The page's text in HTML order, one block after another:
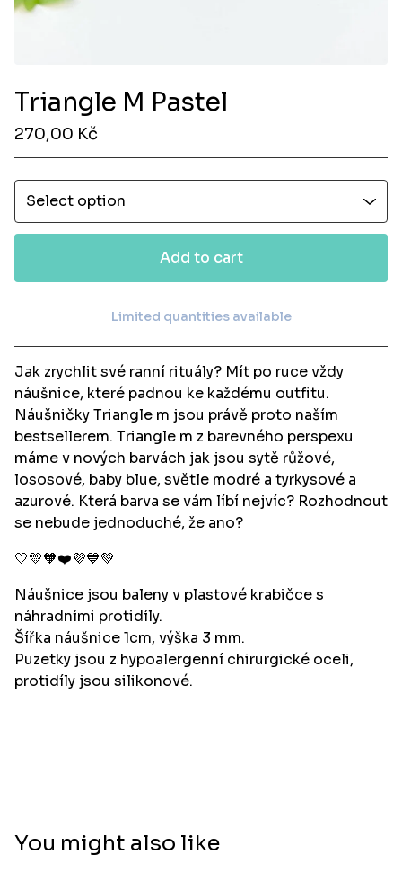
Triangle M Pastel
270,00 Kč
Add to cart
View cart
Limited quantities available
Jak zrychlit své ranní rituály? Mít po ruce vždy
náušnice, které padnou ke každému outfitu.
Náušničky Triangle m jsou právě proto naším
bestsellerem. Triangle m z barevného perspexu
máme v nových barvách jak jsou sytě růžové,
lososové, baby blue, světle modré a tyrkysové a
azurové. Která barva se vám líbí nejvíc? Rozhodnout
se nebude jednoduché, že ano?
🤍💛🧡❤️💜💙💚
Náušnice jsou baleny v plastové krabičce s
náhradními protidíly.
Šířka náušnice 1cm, výška 3 mm.
Puzetky jsou z hypoalergenní chirurgické oceli,
protidíly jsou silikonové.
You might also like